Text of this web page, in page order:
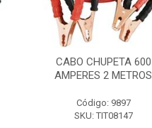
CABO CHUPETA 600
AMPERES 2 METROS
Código: 9897
SKU: TIT08147